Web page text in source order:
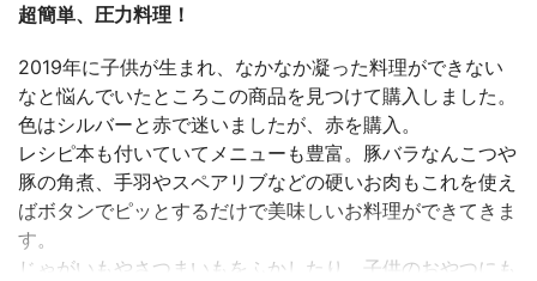
超簡単、圧力料理！
2019年に子供が生まれ、なかなか凝った料理ができない
なと悩んでいたところこの商品を見つけて購入しました。
色はシルバーと赤で迷いましたが、赤を購入。
レシピ本も付いていてメニューも豊富。豚バラなんこつや
豚の角煮、手羽やスペアリブなどの硬いお肉もこれを使え
ばボタンでピッとするだけで美味しいお料理ができてきま
す。
じゃがいもやさつまいもをふかしたり、子供のおやつにも